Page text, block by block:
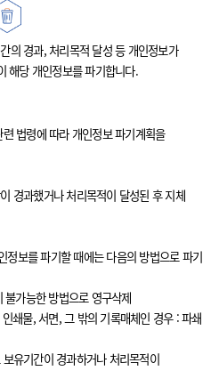
의 경과, 처리목적 달성 등 개인정보가
해당 개인정보를 파기합니다.
법령에 따라 개인정보 파기계획을
경과했거나 처리목적이 달성된 후 지체
정보를 파기할 때에는 다음의 방법으로 파기
가능한 방법으로 영구삭제
쇄물, 서면, 그 밖의 기록매체인 경우 : 파쇄
유기간이 경과하거나 처리목적이